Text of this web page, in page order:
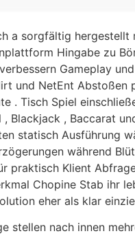
a sorgfältig
Hingabe zu
Gameplay
und NetEnt
. Tisch Spiel
Blackjack , Baccarat
statisch Ausführung
während
praktisch Klient
Chopine Stab ihr
eher als klar
stellen nach innen